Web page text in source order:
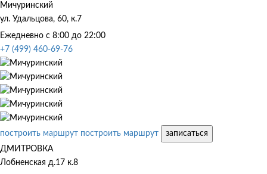
Мичуринский
ул. Удальцова, 60, к.7
Ежедневно с 8:00 до 22:00
+7 (499) 460-69-76
построить маршрут построить маршрут
записаться
ДМИТРОВКА
Лобненская д.17 к.8